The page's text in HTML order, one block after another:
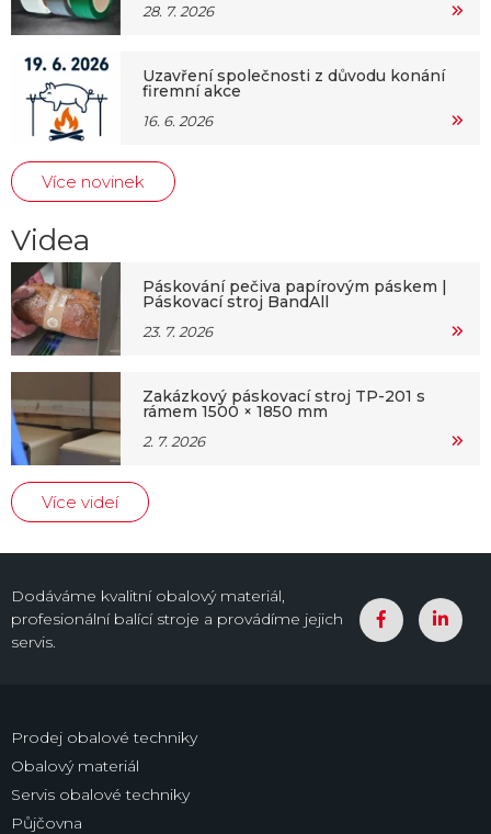
28. 7. 2026
Uzavření společnosti z důvodu konání
firemní akce
16. 6. 2026
Více novinek
Videa
Páskování pečiva papírovým páskem |
Páskovací stroj BandAll
23. 7. 2026
Zakázkový páskovací stroj TP-201 s
rámem 1500 × 1850 mm
2. 7. 2026
Více videí
Dodáváme kvalitní obalový materiál,
profesionální balící stroje a provádíme jejich
servis.
Prodej obalové techniky
Obalový materiál
Servis obalové techniky
Půjčovna